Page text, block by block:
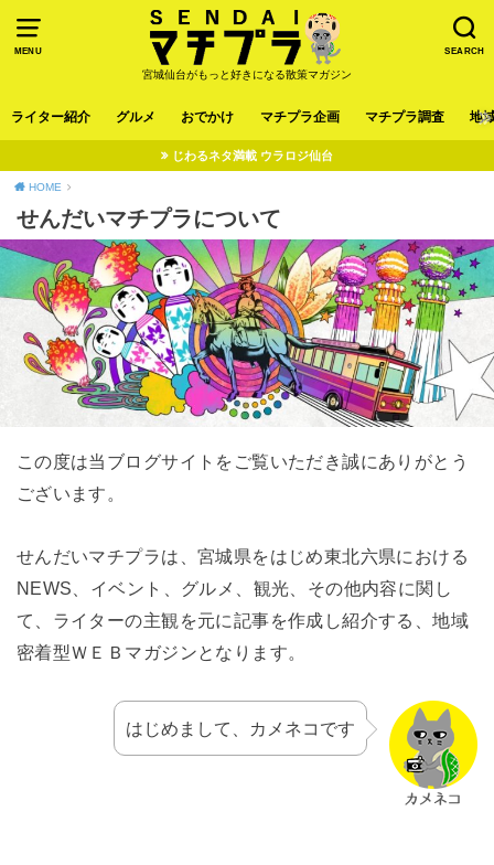
MENU SEARCH
宮城仙台がもっと好きになる散策マガジン
ライター紹介 グルメ おでかけ マチプラ企画 マチプラ調査 地
じわるネタ満載 ウラロジ仙台
HOME
せんだいマチプラについて
この度は当ブログサイトをご覧いただき誠にありがとう
ございます。
せんだいマチプラは、宮城県をはじめ東北六県における
NEWS、イベント、グルメ、観光、その他内容に関し
て、ライターの主観を元に記事を作成し紹介する、地域
密着型ＷＥＢマガジンとなります。
はじめまして、カメネコです